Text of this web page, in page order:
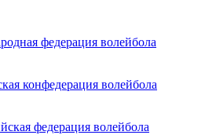
федерация волейбола
конфедерация волейбола
федерация волейбола